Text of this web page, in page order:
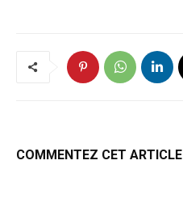
COMMENTEZ CET ARTICLE